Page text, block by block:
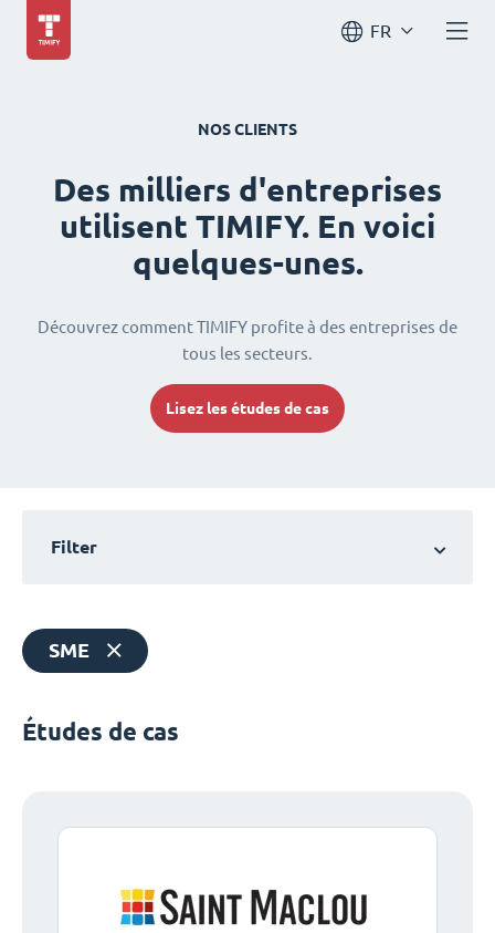
FR
NOS CLIENTS
Des milliers d'entreprises
utilisent TIMIFY. En voici
quelques-unes.
Découvrez comment TIMIFY profite à des entreprises de
tous les secteurs.
Lisez les études de cas
Filter
SME
Études de cas